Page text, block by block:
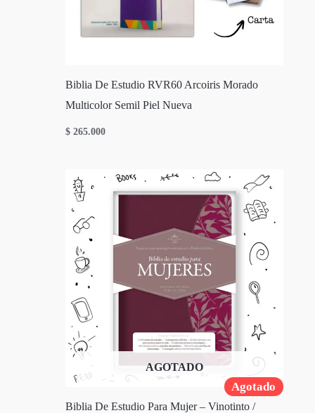
Biblia De Estudio RVR60 Arcoiris Morado
Multicolor Semil Piel Nueva
$ 265.000
Agotado
AGOTADO
Biblia De Estudio Para Mujer – Vinotinto /